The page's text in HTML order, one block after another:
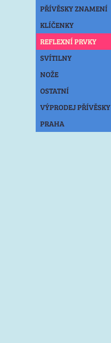
PŘÍVĚSKY ZNAMENÍ
KLÍČENKY
REFLEXNÍ PRVKY
SVÍTILNY
NOŽE
OSTATNÍ
VÝPRODEJ PŘÍVĚSKY
PRAHA